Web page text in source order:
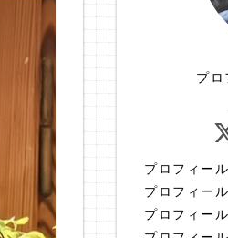
プロ
プロフィー
プロフィー
プロフィー